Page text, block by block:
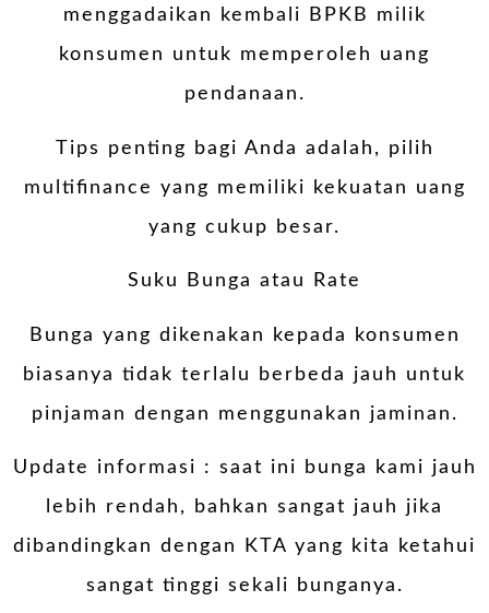
menggadaikan kembali BPKB milik
konsumen untuk memperoleh uang
pendanaan.
Tips penting bagi Anda adalah, pilih
multifinance yang memiliki kekuatan uang
yang cukup besar.
Suku Bunga atau Rate
Bunga yang dikenakan kepada konsumen
biasanya tidak terlalu berbeda jauh untuk
pinjaman dengan menggunakan jaminan.
Update informasi : saat ini bunga kami jauh
lebih rendah, bahkan sangat jauh jika
dibandingkan dengan KTA yang kita ketahui
sangat tinggi sekali bunganya.